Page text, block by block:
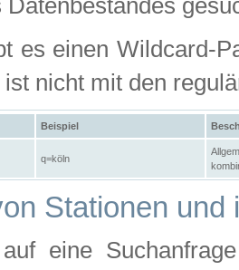
Datenbestandes
es einen Wildcard-
nicht mit den
Beispiel
q=köln
Stationen und
eine